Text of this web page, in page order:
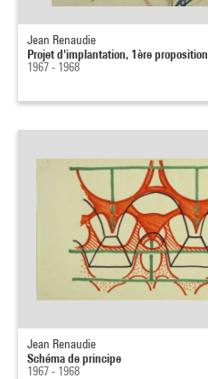
Jean Renaudie
Projet d'implantation, 1ère proposition
1967 - 1968
Jean Renaudie
Schéma de principe
1967 - 1968